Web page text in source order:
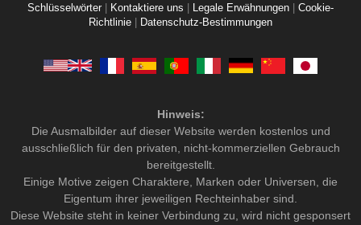
Schlüsselwörter
Kontaktiere uns Legale Erwähnungen
Cookie-
Richtlinie
Datenschutz-Bestimmungen
Hinweis:
Die Ausmalbilder auf dieser Website werden kostenlos und
ausschließlich für den privaten, nicht-kommerziellen Gebrauch
bereitgestellt.
Einige Motive zeigen Charaktere, Marken oder Universen, die
Eigentum ihrer jeweiligen Rechteinhaber sind.
Diese Website steht in keiner Verbindung zu, wird nicht gesponsert